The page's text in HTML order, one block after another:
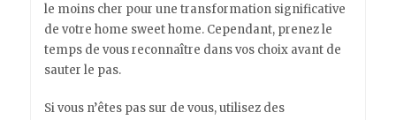
le moins cher pour une transformation significative
de votre home sweet home. Cependant, prenez le
temps de vous reconnaître dans vos choix avant de
sauter le pas.
Si vous n’êtes pas sur de vous, utilisez des